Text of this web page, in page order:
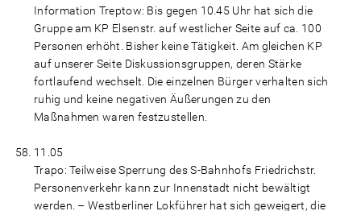
Information Treptow: Bis gegen 10.45 Uhr hat sich die
Gruppe am KP Elsenstr. auf westlicher Seite auf ca. 100
Personen erhöht. Bisher keine Tätigkeit. Am gleichen KP
auf unserer Seite Diskussionsgruppen, deren Stärke
fortlaufend wechselt. Die einzelnen Bürger verhalten sich
ruhig und keine negativen Äußerungen zu den
Maßnahmen waren festzustellen.
11.05
Trapo: Teilweise Sperrung des S-Bahnhofs Friedrichstr.
Personenverkehr kann zur Innenstadt nicht bewältigt
werden. – Westberliner Lokführer hat sich geweigert, die